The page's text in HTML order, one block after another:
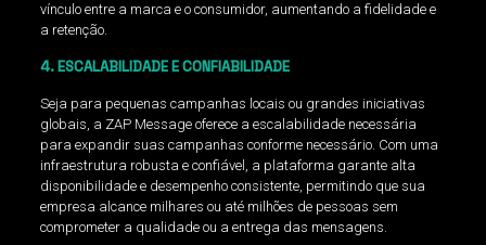
vínculo entre a marca e o consumidor, aumentando a fidelidade e
a retenção.
4. ESCALABILIDADE E CONFIABILIDADE
Seja para pequenas campanhas locais ou grandes iniciativas
globais, a ZAP Message oferece a escalabilidade necessária
para expandir suas campanhas conforme necessário. Com uma
infraestrutura robusta e confiável, a plataforma garante alta
disponibilidade e desempenho consistente, permitindo que sua
empresa alcance milhares ou até milhões de pessoas sem
comprometer a qualidade ou a entrega das mensagens.